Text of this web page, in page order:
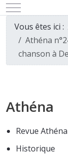
Mobile Menu
Vous êtes ici :
Athéna
chanson à
Athéna
Revue Athéna
Historique